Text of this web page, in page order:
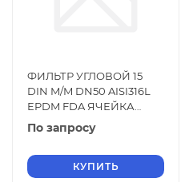
ФИЛЬТР УГЛОВОЙ 15
DIN M/M DN50 AISI316L
EPDM FDA ЯЧЕЙКА
ПЕРФ. ЛИСТ D. 2 ММ
По запросу
КУПИТЬ